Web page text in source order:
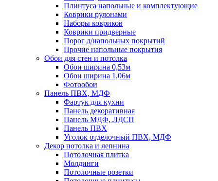
Плинтуса напольные и комплектующие
Коврики рулонами
Наборы ковриков
Коврики придверные
Порог д/напольных покрытий
Прочие напольные покрытия
Обои для стен и потолка
Обои ширина 0,53м
Обои ширина 1,06м
Фотообои
Панель ПВХ, МДФ
Фартук для кухни
Панель декоративная
Панель МДФ, ЛДСП
Панель ПВХ
Уголок отделочный ПВХ, МДФ
Декор потолка и лепнина
Потолочная плитка
Молдинги
Потолочные розетки